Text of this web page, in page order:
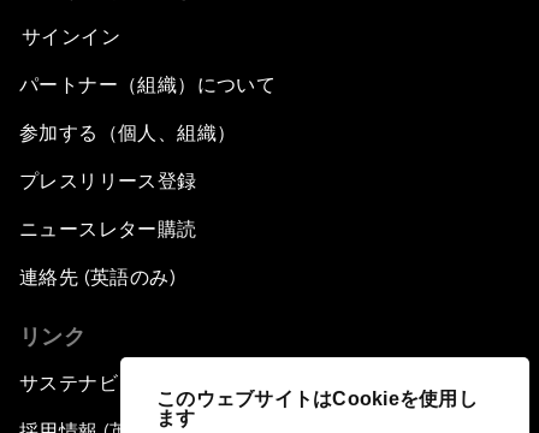
このウェブサイトはCookieを使用し
ます
サインイン
パートナー（組織）について
参加する（個人、組織）
プレスリリース登録
ニュースレター購読
連絡先 (英語のみ)
リンク
サステナビリティへの取り組み